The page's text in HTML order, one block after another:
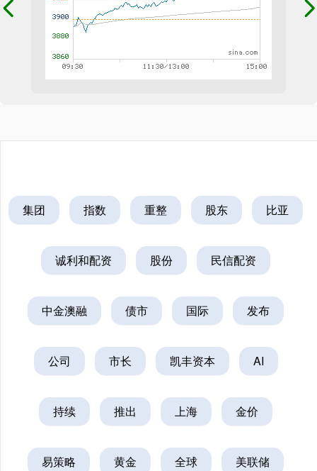
集团 指数 重整 股东 比亚
诚利和配资 股份 民信配资
中金澳融 债市 国际 发布
公司 市长 凯丰资本 AI
持续 推出 上海 金价
易策略 黄金 全球 美联储